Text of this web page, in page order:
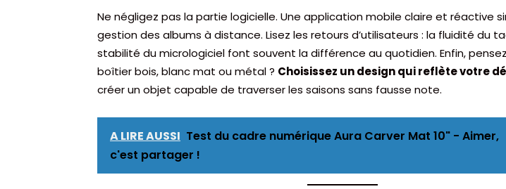
Ne négligez pas la partie logicielle. Une application mobile claire et réactive
gestion des albums à distance. Lisez les retours d’utilisateurs : la fluidité du
stabilité du micrologiciel font souvent la différence au quotidien. Enfin,
boîtier bois, blanc mat ou métal ? Choisissez un design qui reflète votre
créer un objet capable de traverser les saisons sans fausse note.
A LIRE AUSSI Test du cadre numérique Aura Carver Mat 10" - Aimer,
c'est partager !